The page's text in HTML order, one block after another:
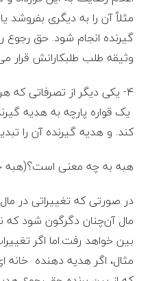
مثلاً آن را به دیگری
گیرنده انجام شود. حق
وثیقه طلب طلبکارانش
۴- یکی دیگر از تصرفاتی که
یک قواره پارچه به هدیه
کند. و هدیه گیرنده آن را
هبه به چه معنی
در صورتی‌ که تغییراتی در
مال آن‌چنان دگرگون شود
بین خواهد رفت.اما اگر
مثال، اگر هدیه دهنده خانه